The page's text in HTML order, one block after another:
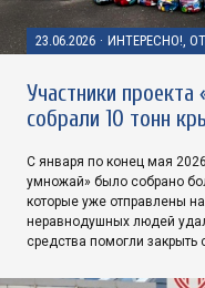
23.06.2026 · ИНТЕРЕСНО!,
Участники
собрали 10 тонн
С января по конец мая
умножай» было собрано
которые уже отправлены
неравнодушных людей
средства помогли